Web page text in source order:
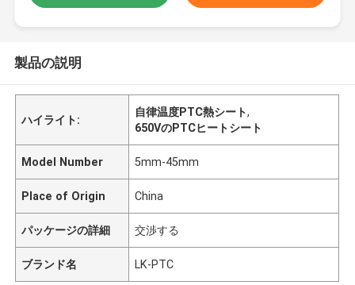
製品の説明
ハイライト:
自律温度PTC熱シート,
650VのPTCヒートシート
Model Number 5mm-45mm
Place of Origin China
パッケージの詳細 交渉する
ブランド名 LK-PTC